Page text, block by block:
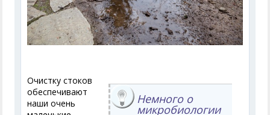
Немного о
микробиологии
Очистку стоков
обеспечивают
наши очень